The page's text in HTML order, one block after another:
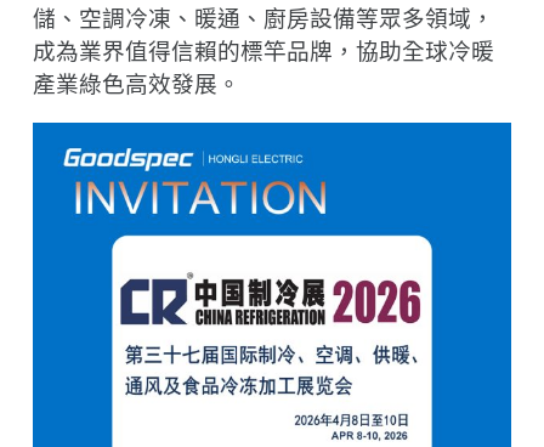
儲、空調冷凍、暖通、廚房設備等眾多領域，
成為業界值得信賴的標竿品牌，協助全球冷暖
產業綠色高效發展。